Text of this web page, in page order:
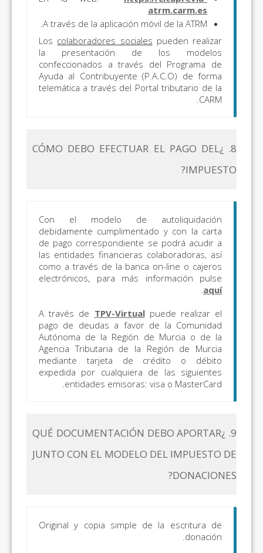
atrm.carm.es
A través de la aplicación móvil de la ATRM.
Los colaboradores sociales pueden realizar
la presentación de los modelos
confeccionados a través del Programa de
Ayuda al Contribuyente (P.A.C.O) de forma
telemática a través del Portal tributario de la
CARM.
8. ¿CÓMO DEBO EFECTUAR EL PAGO DEL
IMPUESTO?
Con el modelo de autoliquidación
debidamente cumplimentado y con la carta
de pago correspondiente se podrá acudir a
las entidades financieras colaboradoras, así
como a través de la banca on-line o cajeros
electrónicos, para más información pulse
aquí
A través de TPV-Virtualpuede realizar el
pago de deudas a favor de la Comunidad
Autónoma de la Región de Murcia o de la
Agencia Tributaria de la Región de Murcia
mediante tarjeta de crédito o débito
expedida por cualquiera de las siguientes
entidades emisoras: visa o MasterCard.
9. ¿QUÉ DOCUMENTACIÓN DEBO APORTAR
JUNTO CON EL MODELO DEL IMPUESTO DE
DONACIONES?
Original y copia simple de la escritura de
donación.